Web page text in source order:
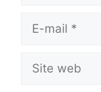
mail
web